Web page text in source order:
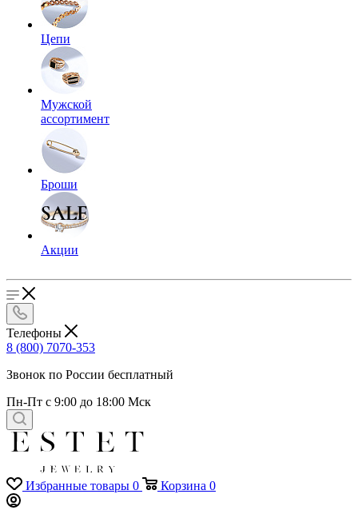
Цепи
Мужской
ассортимент
Броши
Акции
Телефоны
8 (800) 7070-353
Звонок по России бесплатный
Пн-Пт с 9:00 до 18:00 Мск
Избранные товары 0 Корзина 0